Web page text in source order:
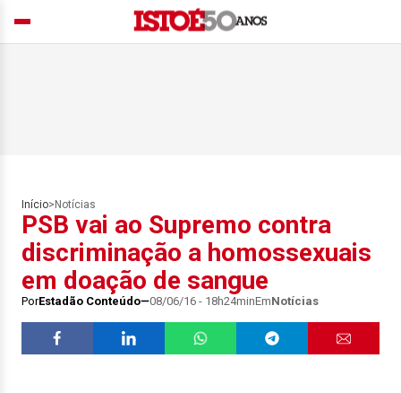
Início> Notícias
PSB vai ao Supremo contra
discriminação a homossexuais
em doação de sangue
PorEstadão Conteúdo 08/06/16 - 18h24minEmNotícias